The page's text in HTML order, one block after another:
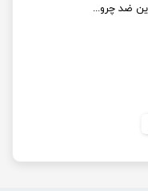
اسنس ضد آفتاب شماره 9 نامبوزین ضد چروک و جوانساز پوست